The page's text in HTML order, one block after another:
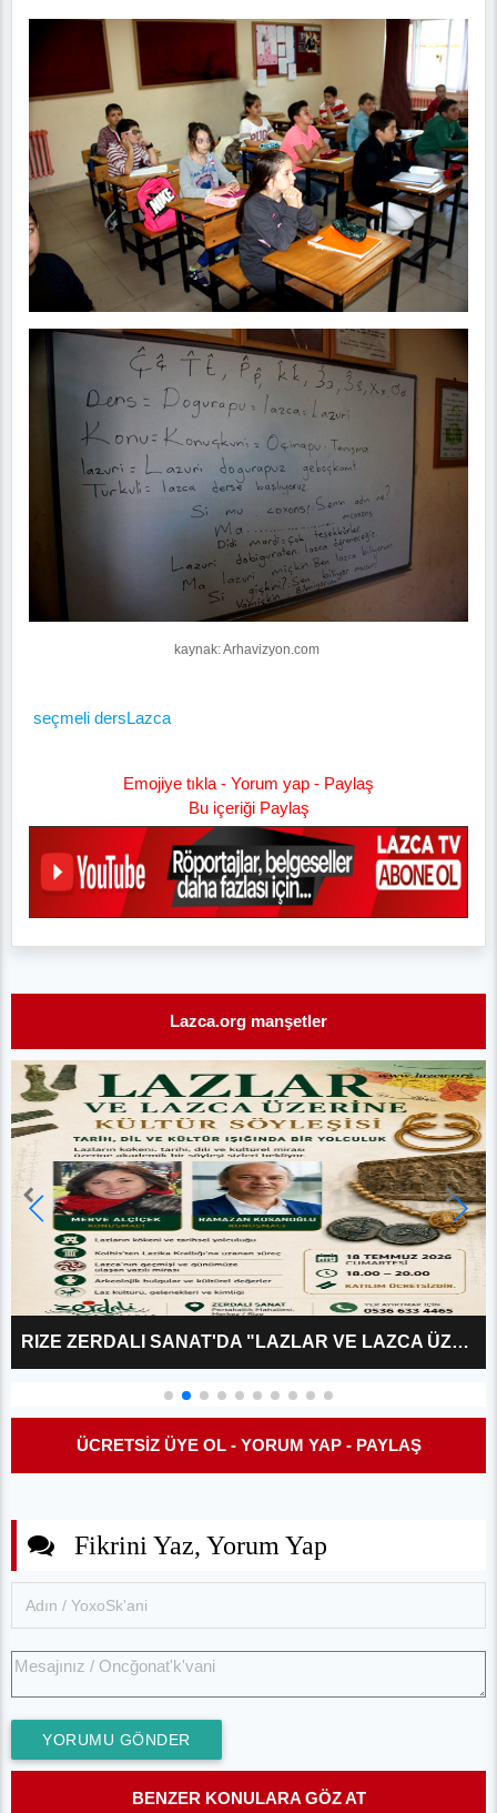
kaynak: Arhavizyon.com
seçmeli dersLazca
Emojiye tıkla - Yorum yap - Paylaş
Bu içeriği Paylaş
Lazca.org manşetler
RIZE ZERDALI SANAT'DA "LAZLAR VE LAZCA ÜZERINE?" KÜLTÜR SÖYLEŞISI
ÜCRETSİZ ÜYE OL - YORUM YAP - PAYLAŞ
Fikrini Yaz, Yorum Yap
YORUMU GÖNDER
BENZER KONULARA GÖZ AT